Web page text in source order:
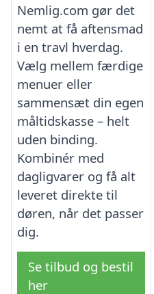
Nemlig.com gør det
nemt at få aftensmad
i en travl hverdag.
Vælg mellem færdige
menuer eller
sammensæt din egen
måltidskasse – helt
uden binding.
Kombinér med
dagligvarer og få alt
leveret direkte til
døren, når det passer
dig.
Se tilbud og bestil
her